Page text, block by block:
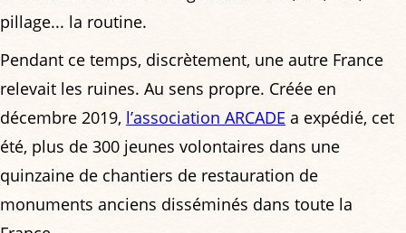
pillage... la routine.
Pendant ce temps, discrètement, une autre France
relevait les ruines. Au sens propre. Créée en
décembre 2019, l’association ARCADE a expédié, cet
été, plus de 300 jeunes volontaires dans une
quinzaine de chantiers de restauration de
monuments anciens disséminés dans toute la